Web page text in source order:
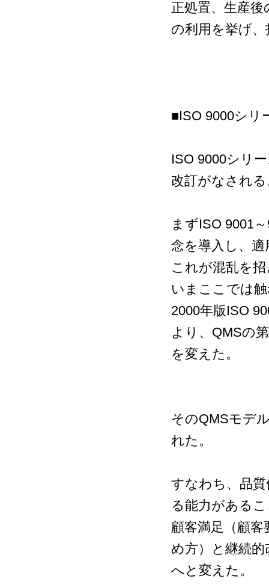
正処置、生産
の利用を挙げ
■ISO 9000シリ
ISO 9000シリ
改訂がなされ
まずISO 9001
念を導入し、
これが混乱を
いまここでは
2000年版ISO
より、QMSの
を変えた。
そのQMSモデ
れた。
すなわち、品
る能力がある
顧客満足（顧
め方）と継続
へと変えた。